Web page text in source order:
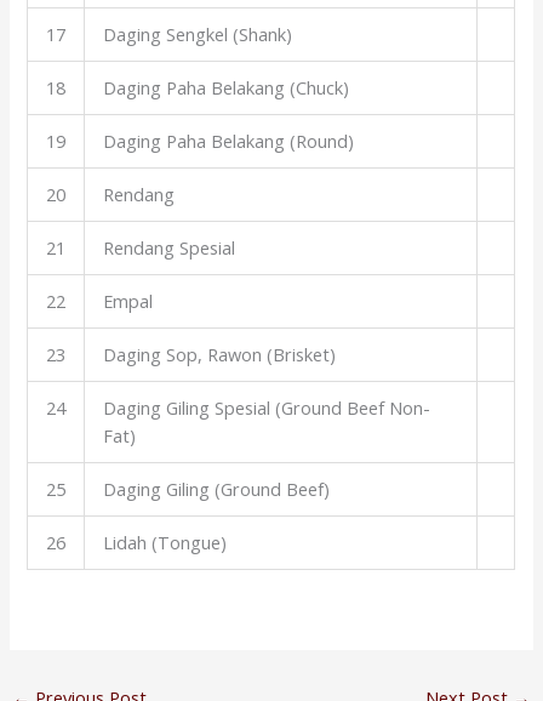
17 Daging Sengkel (Shank)
18 Daging Paha Belakang (Chuck)
19 Daging Paha Belakang (Round)
20 Rendang
21 Rendang Spesial
22 Empal
23 Daging Sop, Rawon (Brisket)
24
Daging Giling Spesial (Ground Beef Non-
Fat)
25 Daging Giling (Ground Beef)
26 Lidah (Tongue)